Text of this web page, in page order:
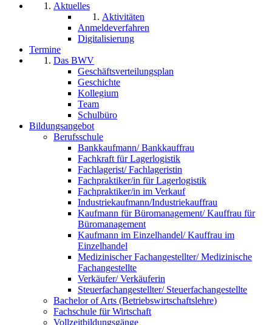
Aktuelles
Aktivitäten
Anmeldeverfahren
Digitalisierung
Termine
Das BWV
Geschäftsverteilungsplan
Geschichte
Kollegium
Team
Schulbüro
Bildungsangebot
Berufsschule
Bankkaufmann/ Bankkauffrau
Fachkraft für Lagerlogistik
Fachlagerist/ Fachlageristin
Fachpraktiker/in für Lagerlogistik
Fachpraktiker/in im Verkauf
Industriekaufmann/Industriekauffrau
Kaufmann für Büromanagement/ Kauffrau für
Büromanagement
Kaufmann im Einzelhandel/ Kauffrau im
Einzelhandel
Medizinischer Fachangestellter/ Medizinische
Fachangestellte
Verkäufer/ Verkäuferin
Steuerfachangestellter/ Steuerfachangestellte
Bachelor of Arts (Betriebswirtschaftslehre)
Fachschule für Wirtschaft
Vollzeitbildungsgänge